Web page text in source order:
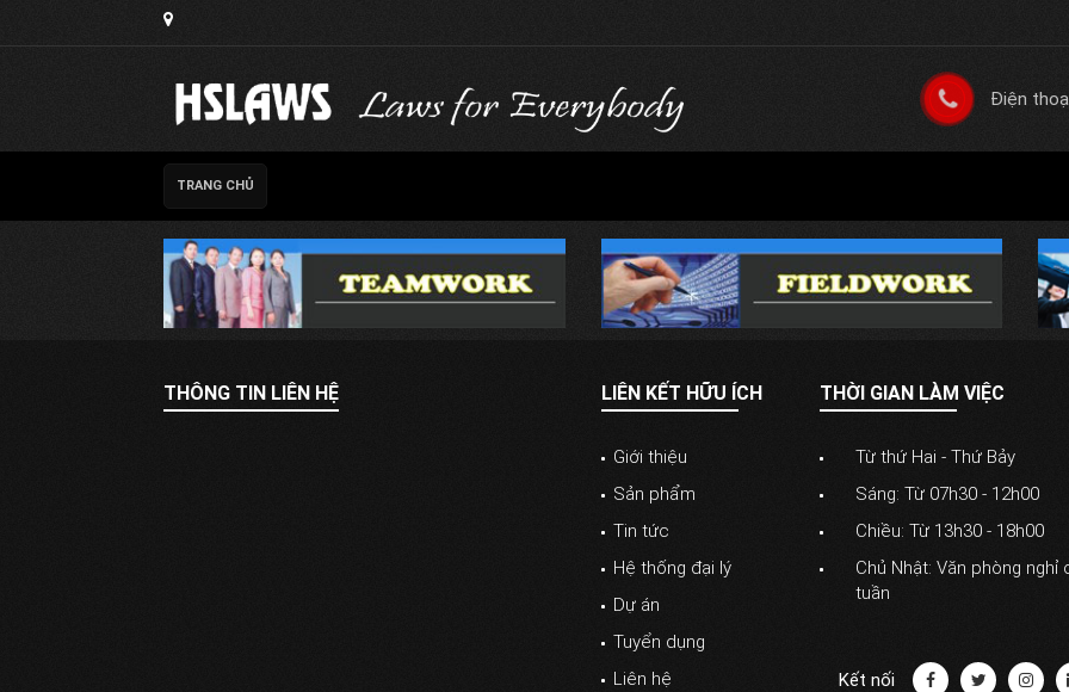
Điện
TRANG CHỦ
THÔNG TIN LIÊN HỆ LIÊN KẾT HỮU ÍCH
Giới thiệu
Sản phẩm
Tin tức
Hệ thống đại lý
Dự án
Tuyển dụng
Liên hệ
THỜI GIAN LÀM VIỆC
Từ thứ Hai - Thứ Bảy
Sáng: Từ 07h30 - 12h00
Chiều: Từ 13h30 - 18h00
Chủ Nhật: Văn phòng nghỉ
tuần
Kết nối